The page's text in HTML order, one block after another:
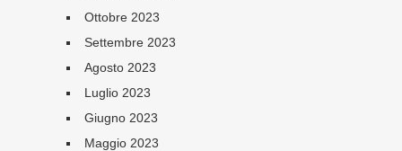
Ottobre 2023
Settembre 2023
Agosto 2023
Luglio 2023
Giugno 2023
Maggio 2023